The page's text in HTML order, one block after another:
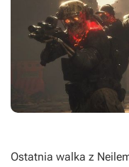
Ostatnia walka z